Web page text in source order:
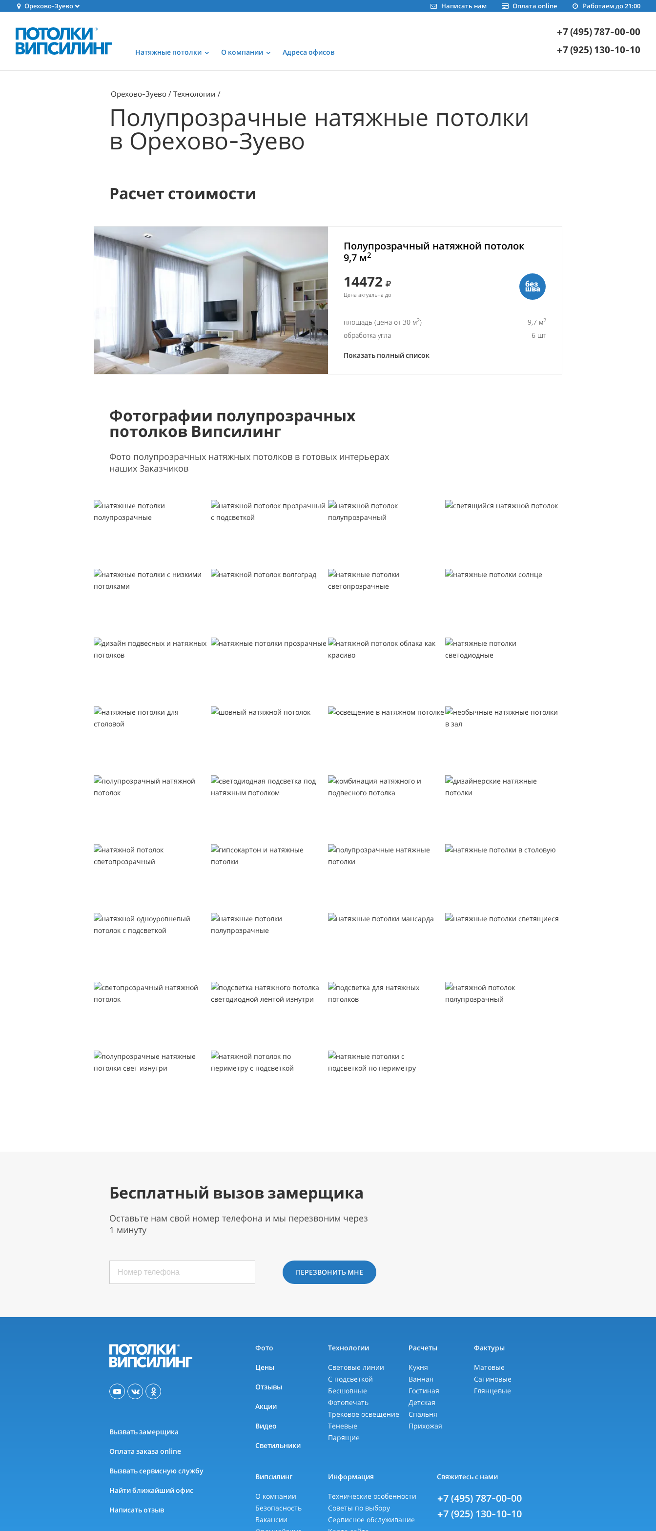
Орехово-Зуево Работаем до 21:00
Оплата online
Написать нам
Натяжные потолки О компании Адреса офисов
+7 (495) 787-00-00
+7 (925) 130-10-10
Орехово-Зуево Технологии
Полупрозрачные натяжные потолки
в Орехово-Зуево
Расчет стоимости
Полупрозрачный натяжной потолок
9,7 м2
14472
Цена актуальна до
площадь (цена от 30 м2) 9,7 м2
обработка угла 6 шт
Показать полный список
Фотографии полупрозрачных
потолков Випсилинг
Фото полупрозрачных натяжных потолков в готовых интерьерах
наших Заказчиков
Бесплатный вызов замерщика
Оставьте нам свой номер телефона и мы перезвоним через
1 минуту
ПЕРЕЗВОНИТЬ МНЕ
Вызвать замерщика
Оплата заказа online
Вызвать сервисную службу
Найти ближайший офис
Написать отзыв
Фото
Цены
Отзывы
Акции
Видео
Светильники
Технологии
Световые линии
С подсветкой
Бесшовные
Фотопечать
Трековое освещение
Теневые
Парящие
Расчеты
Кухня
Ванная
Гостиная
Детская
Спальня
Прихожая
Фактуры
Матовые
Сатиновые
Глянцевые
Випсилинг
О компании
Безопасность
Вакансии
Информация
Технические особенности
Советы по выбору
Сервисное обслуживание
Свяжитесь с нами
+7 (495) 787-00-00
+7 (925) 130-10-10